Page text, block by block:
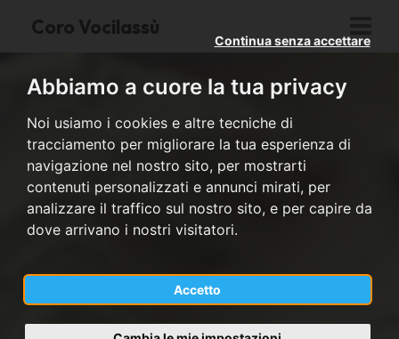
Abbiamo a cuore la tua privacy
Noi usiamo i cookies e altre tecniche di
tracciamento per migliorare la tua esperienza di
navigazione nel nostro sito, per mostrarti
contenuti personalizzati e annunci mirati, per
analizzare il traffico sul nostro sito, e per capire da
dove arrivano i nostri visitatori.
Accetto
Continua senza accettare
Coro Vocilassù